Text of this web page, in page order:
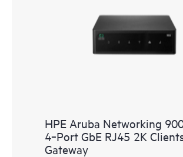
HPE Aruba Networking
4‑Port GbE RJ45 2K
Gateway